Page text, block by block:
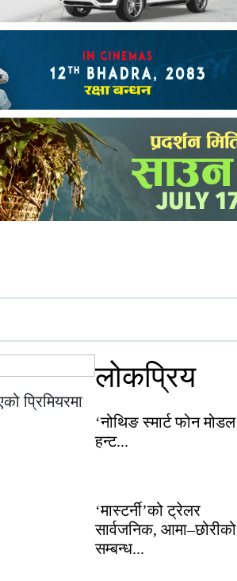
प्रिमियरमा
लोकप्रिय
‘नोथिङ स्मार्ट फोन मोडल
हन्ट...
‘मास्टर्नी’को ट्रेलर
सार्वजनिक, आमा–छोरीको
सम्बन्ध...